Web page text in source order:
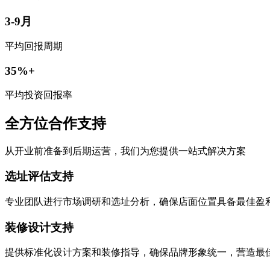
3-9月
平均回报周期
35%+
平均投资回报率
全方位合作支持
从开业前准备到后期运营，我们为您提供一站式解决方案
选址评估支持
专业团队进行市场调研和选址分析，确保店面位置具备最佳盈
装修设计支持
提供标准化设计方案和装修指导，确保品牌形象统一，营造最